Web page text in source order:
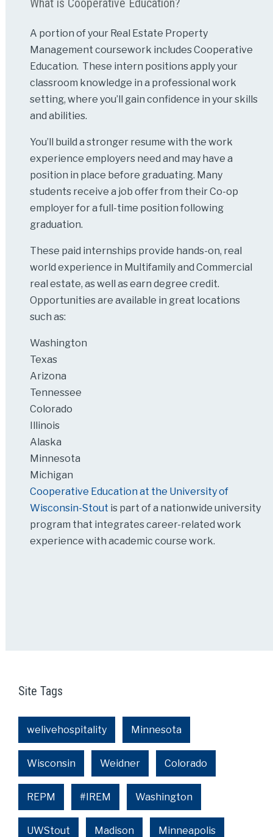
A portion of your Real Estate Property
Management coursework includes Cooperative
Education. These intern positions apply your
classroom knowledge in a professional work
setting, where you’ll gain confidence in your skills
and abilities.
You’ll build a stronger resume with the work
experience employers need and may have a
position in place before graduating. Many
students receive a job offer from their Co-op
employer for a full-time position following
graduation.
These paid internships provide hands-on, real
world experience in Multifamily and Commercial
real estate, as well as earn degree credit.
Opportunities are available in great locations
such as:
Washington
Texas
Arizona
Tennessee
Colorado
Illinois
Alaska
Minnesota
Michigan
Cooperative Education at the University of
Wisconsin-Stout is part of a nationwide university
program that integrates career-related work
experience with academic course work.
Site Tags
welivehospitality Minnesota
Wisconsin Weidner Colorado
REPM #IREM Washington
UWStout Madison Minneapolis